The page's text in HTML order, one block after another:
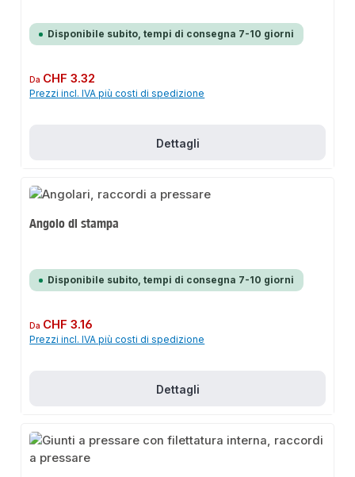
Disponibile subito, tempi di consegna 7-10 giorni
Prezzo normale:
Da CHF 3.32
Prezzi incl. IVA più costi di spedizione
Dettagli
Angolo di stampa
Disponibile subito, tempi di consegna 7-10 giorni
Prezzo normale:
Da CHF 3.16
Prezzi incl. IVA più costi di spedizione
Dettagli